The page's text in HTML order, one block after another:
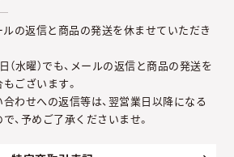
ルの返信と商品の発送を休ませていただき
（水曜）でも、メールの返信と商品の発送を
ございます。
わせへの返信等は、翌営業日以降になる
、予めご了承くださいませ。